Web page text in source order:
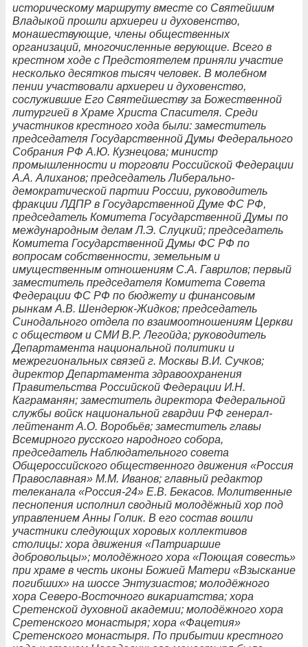
историческому маршруту вместе со Святейшим
Владыкой прошли архиереи и духовенство,
монашествующие, члены общественных
организаций, многочисленные верующие. Всего в
крестном ходе с Предстоятелем приняли участие
несколько десятков тысяч человек. В молебном
пении участвовали архиереи и духовенство,
сослужившие Его Святейшеству за Божественной
литургией в Храме Христа Спасителя. Среди
участников крестного хода были: заместитель
председателя Государственной Думы Федерального
Собрания РФ А.Ю. Кузнецова; министр
промышленности и торговли Российской Федерации
А.А. Алиханов; председатель Либерально-
демократической партии России, руководитель
фракции ЛДПР в Государственной Думе ФС РФ,
председатель Комитета Государственной Думы по
международным делам Л.Э. Слуцкий; председатель
Комитета Государственной Думы ФС РФ по
вопросам собственности, земельным и
имущественным отношениям С.А. Гаврилов; первый
заместитель председателя Комитета Совета
Федерации ФС РФ по бюджету и финансовым
рынкам А.В. Шендерюк-Жидков; председатель
Синодального отдела по взаимоотношениям Церкви
с обществом и СМИ В.Р. Легойда; руководитель
Департамента национальной политики и
межрегиональных связей г. Москвы В.И. Сучков;
директор Департамента здравоохранения
Правительства Российской Федерации И.Н.
Каграманян; заместитель директора Федеральной
службы войск национальной гвардии РФ генерал-
лейтенант А.О. Воробьёв; заместитель главы
Всемирного русского народного собора,
председатель Наблюдательного совета
Общероссийского общественного движения «Россия
Православная» М.М. Иванов; главный редактор
телеканала «Россия-24» Е.В. Бекасов. Молитвенные
песнопения исполнил сводный молодёжный хор под
управлением Анны Голик. В его состав вошли
участники следующих хоровых коллективов
столицы: хора движения «Патриаршие
добровольцы»; молодёжного хора «Поющая совесть»
при храме в честь иконы Божией Матери «Взыскание
погибших» на шоссе Энтузиастов; молодёжного
хора Северо-Восточного викариатства; хора
Сретенской духовной академии; молодёжного хора
Сретенского монастыря; хора «Фацетия»
Сретенского монастыря. По прибытии крестного